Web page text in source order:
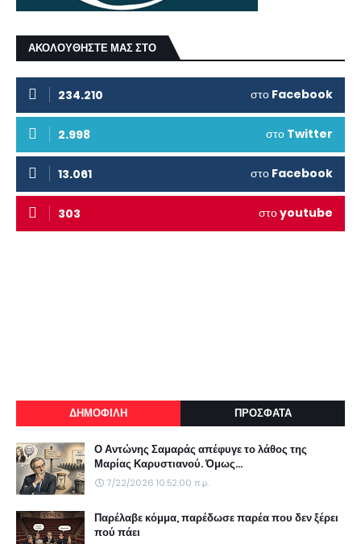
ΑΚΟΛΟΥΘΗΣΤΕ ΜΑΣ ΣΤΟ
234.210 στο Facebook
2.998 στο Twitter
13.061 στο Facebook
303 στοyoutube
ΔΗΜΟΦΙΛΗ ΠΡΟΣΦΑΤΑ
Ο Αντώνης Σαμαράς απέφυγε το λάθος της
Μαρίας Καρυστιανού. Όμως...
7/22/2026 10:52:00 π.μ.
Παρέλαβε κόμμα, παρέδωσε παρέα που δεν ξέρει
πού πάει